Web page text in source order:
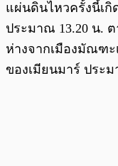
แผ่นดินไหวครั้งนี้เกิ
ประมาณ 13.20 น.
ห่างจากเมืองมัณฑะ
ของเมียนมาร์ ประ